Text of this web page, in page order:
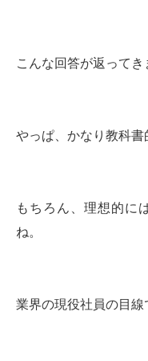
こんな回答が返ってき
やっぱ、かなり教科
もちろん、理想的に
ね。
業界の現役社員の目線